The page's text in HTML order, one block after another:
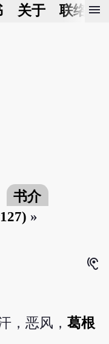
关于 联络我
menu
书介
»
hearing
，恶风，葛根